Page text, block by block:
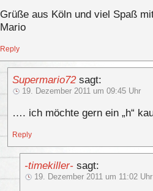
Grüße aus Köln und viel Spaß
Mario
Reply
Supermario72 sagt:
19. Dezember 2011 um 09:45 Uhr
…. ich möchte gern ein „h“
Reply
-timekiller- sagt:
19. Dezember 2011 um 11:02 Uhr